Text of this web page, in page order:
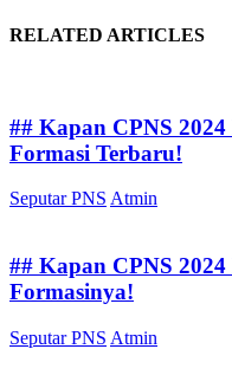
RELATED ARTICLES
## Kapan CPNS
Formasi Terbaru!
Seputar PNS Atmin
## Kapan CPNS
Formasinya!
Seputar PNS Atmin